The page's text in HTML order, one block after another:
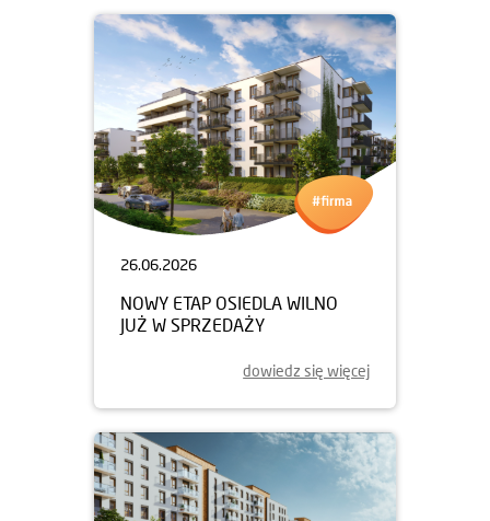
26.06.2026
NOWY ETAP OSIEDLA WILNO
JUŻ W SPRZEDAŻY
dowiedz się więcej